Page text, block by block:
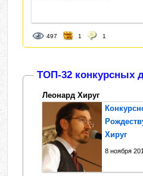
497 1 1
ТОП-32 конкурсных
Леонард Хируг
Хируг
8 ноября